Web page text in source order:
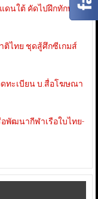
ดนใต้ คัดไปฝึกทักษะ
ติไทย ชุดสู้ศึกซีเกมส์
ดทะเบียน บ.สื่อโฆษณา
อพัฒนากีฬาเรือใบไทย-